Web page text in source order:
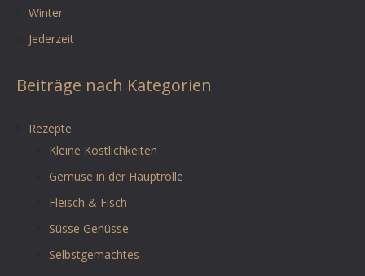
Winter
Jederzeit
Beiträge nach Kategorien
Rezepte
Kleine Köstlichkeiten
Gemüse in der Hauptrolle
Fleisch & Fisch
Süsse Genüsse
Selbstgemachtes